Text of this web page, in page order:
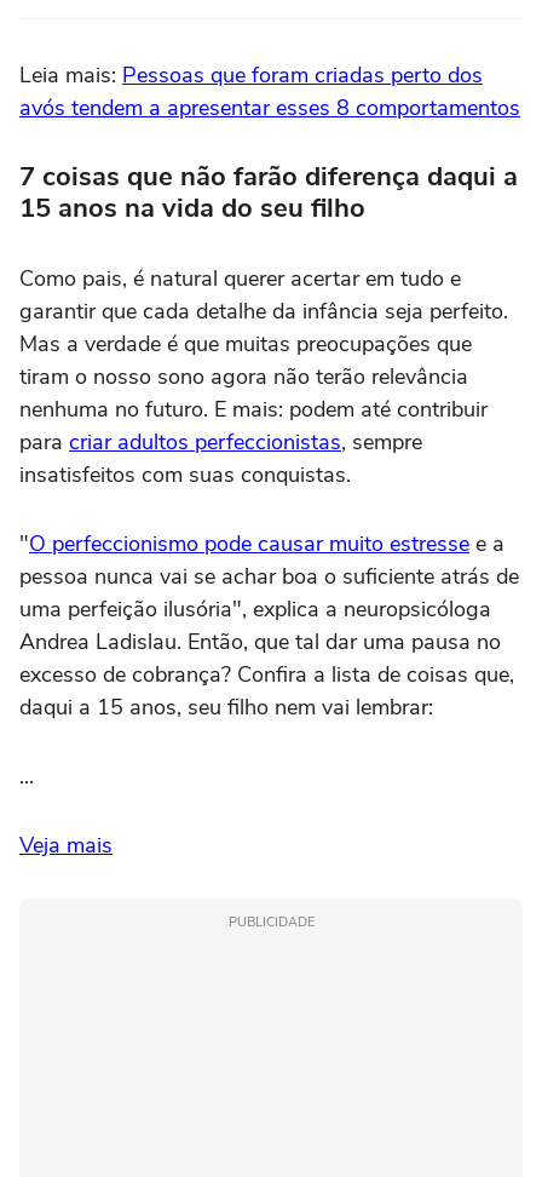
Leia mais: Pessoas que foram criadas perto dos
avós tendem a apresentar esses 8 comportamentos
7 coisas que não farão diferença daqui a
15 anos na vida do seu filho
Como pais, é natural querer acertar em tudo e
garantir que cada detalhe da infância seja perfeito.
Mas a verdade é que muitas preocupações que
tiram o nosso sono agora não terão relevância
nenhuma no futuro. E mais: podem até contribuir
para criar adultos perfeccionistas, sempre
insatisfeitos com suas conquistas.
"O perfeccionismo pode causar muito estresse e a
pessoa nunca vai se achar boa o suficiente atrás de
uma perfeição ilusória", explica a neuropsicóloga
Andrea Ladislau. Então, que tal dar uma pausa no
excesso de cobrança? Confira a lista de coisas que,
daqui a 15 anos, seu filho nem vai lembrar:
...
Veja mais
PUBLICIDADE